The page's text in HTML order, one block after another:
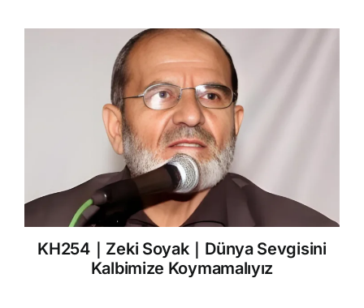
KH254｜Zeki Soyak｜Dünya Sevgisini
Kalbimize Koymamalıyız